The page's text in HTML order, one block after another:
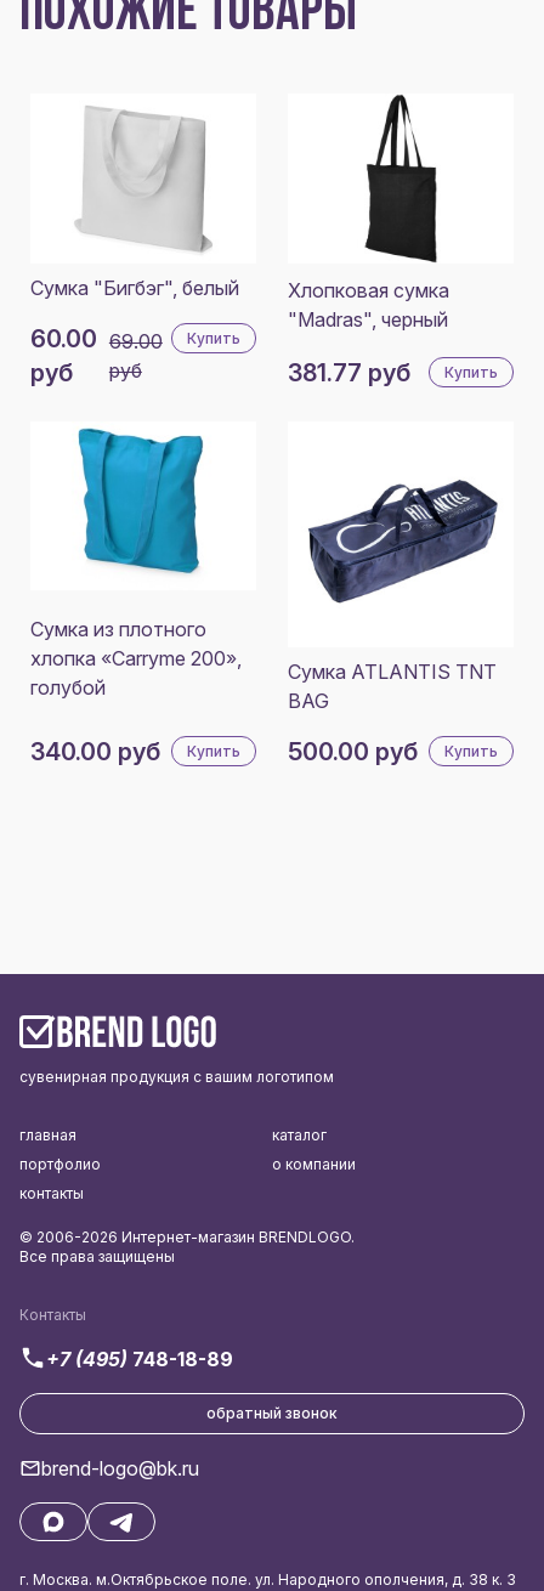
ПОХОЖИЕ ТОВАРЫ
Сумка "Бигбэг", белый
60.00
руб
69.00
руб
Купить
Хлопковая сумка
"Madras", черный
381.77 руб Купить
Сумка из плотного
хлопка «Carryme 200»,
голубой
340.00 руб Купить
Сумка ATLANTIS TNT
BAG
500.00 руб Купить
сувенирная продукция с вашим логотипом
Контакты
+7 (495) 748-18-89
обратный звонок
brend-logo@bk.ru
г. Москва. м.Октябрьское поле. ул. Народного ополчения, д. 38 к. 3
главная
каталог
портфолио
о компании
контакты
© 2006-2026 Интернет-магазин BRENDLOGO.
Все права защищены